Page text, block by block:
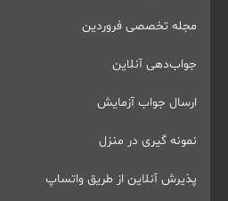
مجله تخصصی فروردین
جواب‌دهی آنلاین
ارسال جواب آزمایش
نمونه گیری در منزل
پذیرش آنلاین از طریق واتساپ